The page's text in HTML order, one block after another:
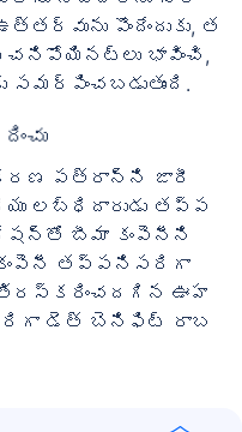
పొందేందుకు, త
భావించి,
పత్రాన్ని జారీ
లబ్ధిదారుడు తప్ప
బీమా కంపెనీని
కంపెనీ తప్పనిసరిగా
ఊహ
డెత్ బెనిఫిట్ రాబ